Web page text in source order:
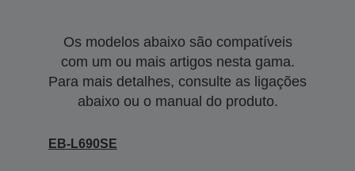
Os modelos abaixo são compatíveis
com um ou mais artigos nesta gama.
Para mais detalhes, consulte as ligações
abaixo ou o manual do produto.
EB-L690SE